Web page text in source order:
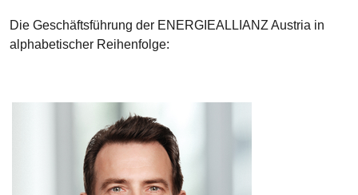
Die Geschäftsführung der ENERGIEALLIANZ Austria in
alphabetischer Reihenfolge: